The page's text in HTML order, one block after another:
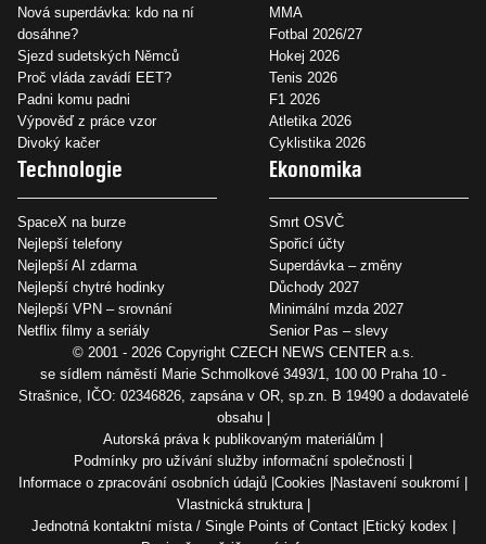
Nová superdávka: kdo na ní
dosáhne?
Sjezd sudetských Němců
Proč vláda zavádí EET?
Padni komu padni
Výpověď z práce vzor
Divoký kačer
MMA
Fotbal 2026/27
Hokej 2026
Tenis 2026
F1 2026
Atletika 2026
Cyklistika 2026
Technologie
SpaceX na burze
Nejlepší telefony
Nejlepší AI zdarma
Nejlepší chytré hodinky
Nejlepší VPN – srovnání
Netflix filmy a seriály
Ekonomika
Smrt OSVČ
Spořicí účty
Superdávka – změny
Důchody 2027
Minimální mzda 2027
Senior Pas – slevy
© 2001 - 2026 Copyright CZECH NEWS CENTER a.s.
se sídlem náměstí Marie Schmolkové 3493/1, 100 00 Praha 10 -
Strašnice, IČO: 02346826, zapsána v OR, sp.zn. B 19490 a dodavatelé
obsahu
Autorská práva k publikovaným materiálům
Podmínky pro užívání služby informační společnosti
Informace o zpracování osobních údajů Cookies Nastavení soukromí
Vlastnická struktura
Jednotná kontaktní místa / Single Points of Contact Etický kodex